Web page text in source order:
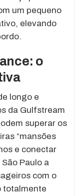
um pequeno
elevando
o
longo e
da Gulfstream
superar os
“mansões
e conectar
Paulo a
com o
totalmente